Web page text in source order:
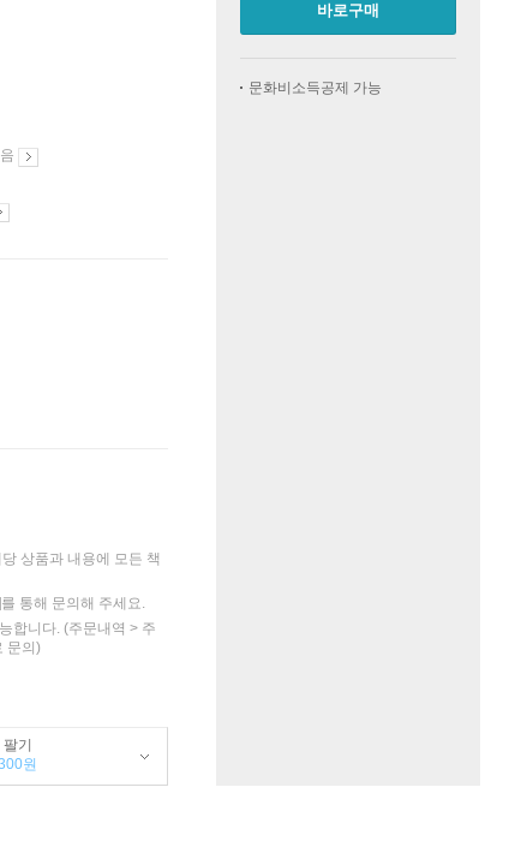
상품과 내용에 모든 책
를 통해 문의해 주세요.
합니다. (주문내역 > 주
문의)
기
원
바로구매
문화비소득공제 가능